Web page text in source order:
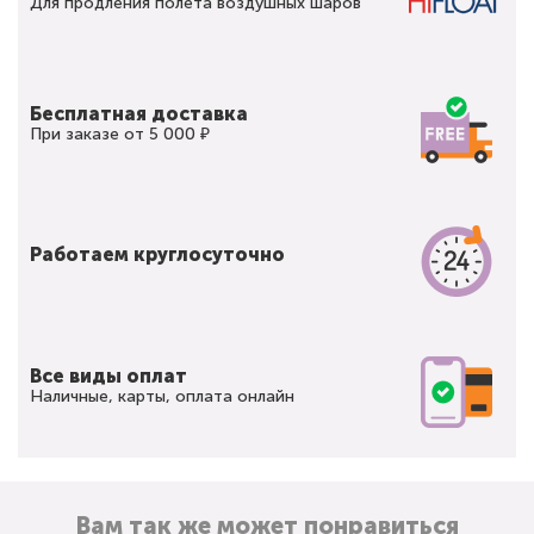
Бесплатная доставка
При заказе от 5 000 ₽
Работаем круглосуточно
Все виды оплат
Наличные, карты, оплата онлайн
Вам так же может понравиться